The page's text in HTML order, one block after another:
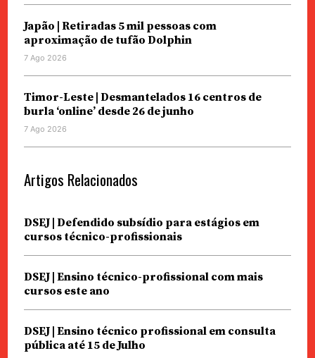
Japão | Retiradas 5 mil pessoas com
aproximação de tufão Dolphin
7 Ago 2026
Timor-Leste | Desmantelados 16 centros de
burla ‘online’ desde 26 de junho
7 Ago 2026
Artigos Relacionados
DSEJ | Defendido subsídio para estágios em
cursos técnico-profissionais
DSEJ | Ensino técnico-profissional com mais
cursos este ano
DSEJ | Ensino técnico profissional em consulta
pública até 15 de Julho